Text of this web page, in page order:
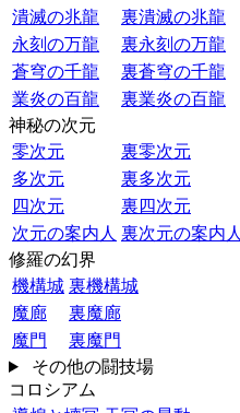
潰滅の兆龍
裏潰滅の兆龍
永刻の万龍
裏永刻の万龍
蒼穹の千龍
裏蒼穹の千龍
業炎の百龍
裏業炎の百龍
神秘の次元
零次元
裏零次元
多次元
裏多次元
四次元
裏四次元
次元の案内人 裏次元の案内人
修羅の幻界
機構城 裏機構城
魔廊
裏魔廊
魔門
裏魔門
その他の闘技場
コロシアム